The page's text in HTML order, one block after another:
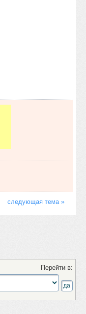
следующая тема »
Перейти в: